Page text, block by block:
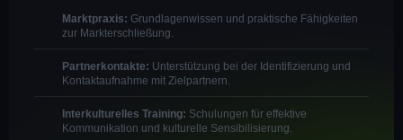
Marktpraxis:Grundlagenwissen und praktische Fähigkeiten
zur Markterschließung.
Partnerkontakte: Unterstützung bei der Identifizierung und
Kontaktaufnahme mit Zielpartnern.
Interkulturelles Training: Schulungen für effektive
Kommunikation und kulturelle Sensibilisierung.